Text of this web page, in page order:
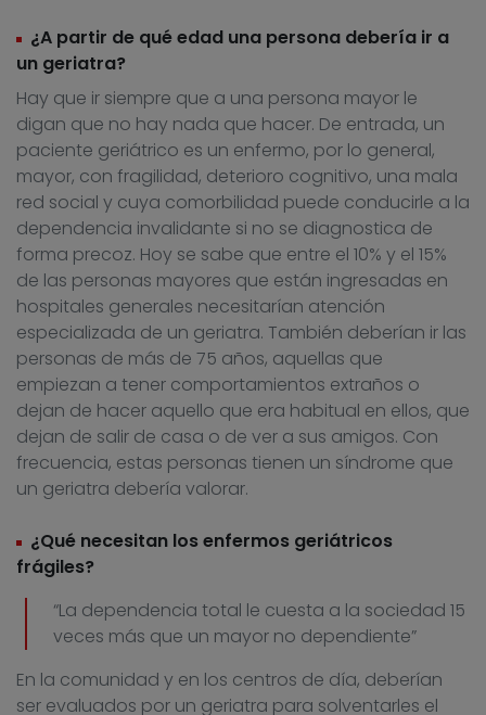
¿A partir de qué edad una persona debería ir a
un geriatra?
Hay que ir siempre que a una persona mayor le
digan que no hay nada que hacer. De entrada, un
paciente geriátrico es un enfermo, por lo general,
mayor, con fragilidad, deterioro cognitivo, una mala
red social y cuya comorbilidad puede conducirle a la
dependencia invalidante si no se diagnostica de
forma precoz. Hoy se sabe que entre el 10% y el 15%
de las personas mayores que están ingresadas en
hospitales generales necesitarían atención
especializada de un geriatra. También deberían ir las
personas de más de 75 años, aquellas que
empiezan a tener comportamientos extraños o
dejan de hacer aquello que era habitual en ellos, que
dejan de salir de casa o de ver a sus amigos. Con
frecuencia, estas personas tienen un síndrome que
un geriatra debería valorar.
¿Qué necesitan los enfermos geriátricos
frágiles?
“La dependencia total le cuesta a la sociedad 15
veces más que un mayor no dependiente”
En la comunidad y en los centros de día, deberían
ser evaluados por un geriatra para solventarles el